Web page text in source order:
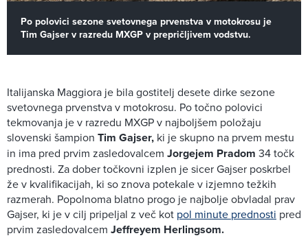
Po polovici sezone svetovnega prvenstva v motokrosu je
Tim Gajser v razredu MXGP v prepričljivem vodstvu.
Italijanska Maggiora je bila gostitelj desete dirke sezone
svetovnega prvenstva v motokrosu. Po točno polovici
tekmovanja je v razredu MXGP v najboljšem položaju
slovenski šampion Tim Gajser, ki je skupno na prvem mestu
in ima pred prvim zasledovalcem Jorgejem Pradom 34 točk
prednosti. Za dober točkovni izplen je sicer Gajser poskrbel
že v kvalifikacijah, ki so znova potekale v izjemno težkih
razmerah. Popolnoma blatno progo je najbolje obvladal prav
Gajser, ki je v cilj pripeljal z več kot pol minute prednosti pred
prvim zasledovalcem Jeffreyem Herlingsom.